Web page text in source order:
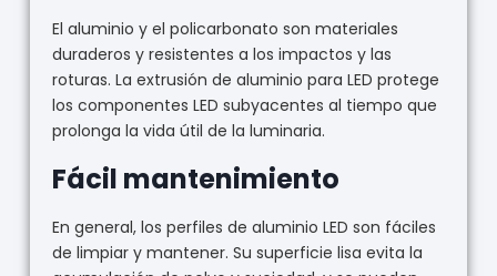
El aluminio y el policarbonato son materiales
duraderos y resistentes a los impactos y las
roturas. La extrusión de aluminio para LED protege
los componentes LED subyacentes al tiempo que
prolonga la vida útil de la luminaria.
Fácil mantenimiento
En general, los perfiles de aluminio LED son fáciles
de limpiar y mantener. Su superficie lisa evita la